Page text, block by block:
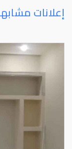
إعلانات